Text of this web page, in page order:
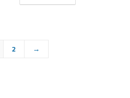
2 →